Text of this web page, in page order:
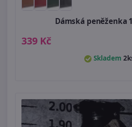
Dámská peněženka
339 Kč
Skladem